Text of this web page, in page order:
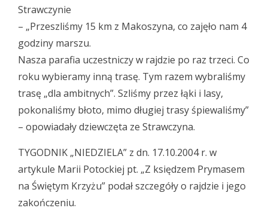
Strawczynie
– „Przeszliśmy 15 km z Makoszyna, co zajęło nam 4
godziny marszu.
Nasza parafia uczestniczy w rajdzie po raz trzeci. Co
roku wybieramy inną trasę. Tym razem wybraliśmy
trasę „dla ambitnych”. Szliśmy przez łąki i lasy,
pokonaliśmy błoto, mimo długiej trasy śpiewaliśmy”
– opowiadały dziewczęta ze Strawczyna.
TYGODNIK „NIEDZIELA” z dn. 17.10.2004 r. w
artykule Marii Potockiej pt. „Z księdzem Prymasem
na Świętym Krzyżu” podał szczegóły o rajdzie i jego
zakończeniu.